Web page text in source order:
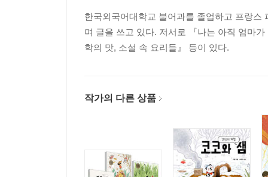
한국외국어대학교 불어과를 졸업하고 프랑
며 글을 쓰고 있다. 저서로 『나는 아직 엄마
학의 맛, 소설 속 요리들』 등이 있다.
작가의 다른 상품